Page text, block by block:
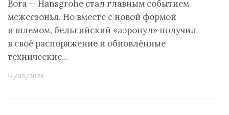
Bora — Hansgrohe стал главным событием
межсезонья. Но вместе с новой формой
и шлемом, бельгийский «аэропул» получил
в своё распоряжение и обновлённые
технические…
14/03/2026